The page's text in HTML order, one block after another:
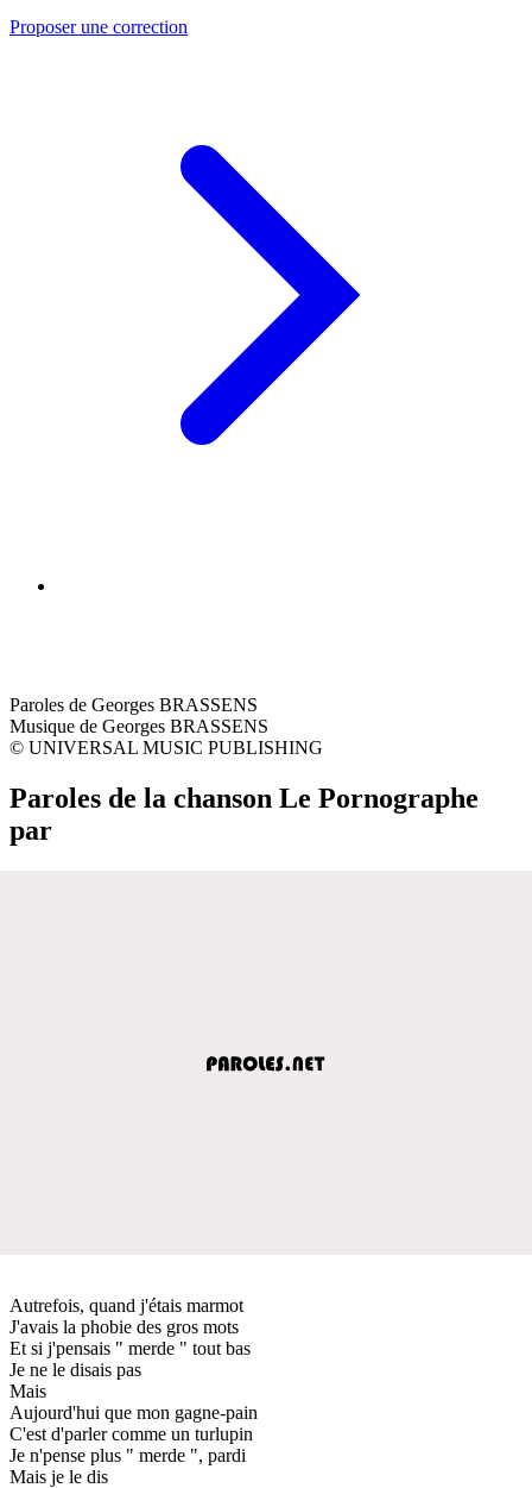
Proposer une correction
Paroles de Georges BRASSENS
Musique de Georges BRASSENS
© UNIVERSAL MUSIC PUBLISHING
Paroles de la chanson Le Pornographe
par
Autrefois, quand j'étais marmot
J'avais la phobie des gros mots
Et si j'pensais " merde " tout bas
Je ne le disais pas
Mais
Aujourd'hui que mon gagne-pain
C'est d'parler comme un turlupin
Je n'pense plus " merde ", pardi
Mais je le dis